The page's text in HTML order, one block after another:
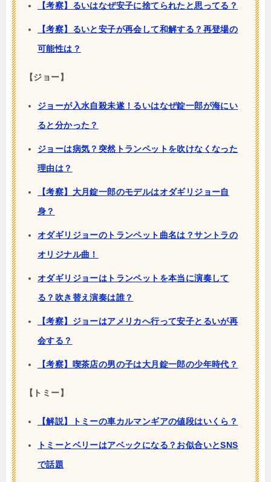
【考察】るいはなぜ安子に捨てられたと思ってる？
【考察】るいと安子が再会して和解する？再登場の
可能性は？
【ジョー】
ジョーが入水自殺未遂！るいはなぜ錠一郎が海にい
ると分かった？
ジョーは病気？突然トランペットを吹けなくなった
理由は？
【考察】大月錠一郎のモデルはオダギリジョー自
身？
オダギリジョーのトランペット曲名は？サントラの
オリジナル曲！
オダギリジョーはトランペットを本当に演奏して
る？吹き替え演奏は誰？
【考察】ジョーはアメリカへ行って安子とるいが再
会する？
【考察】喫茶店の男の子は大月錠一郎の少年時代？
【トミー】
【解説】トミーの車カルマンギアの値段はいくら？
トミーとベリーはアベックになる？お似合いとSNS
で話題